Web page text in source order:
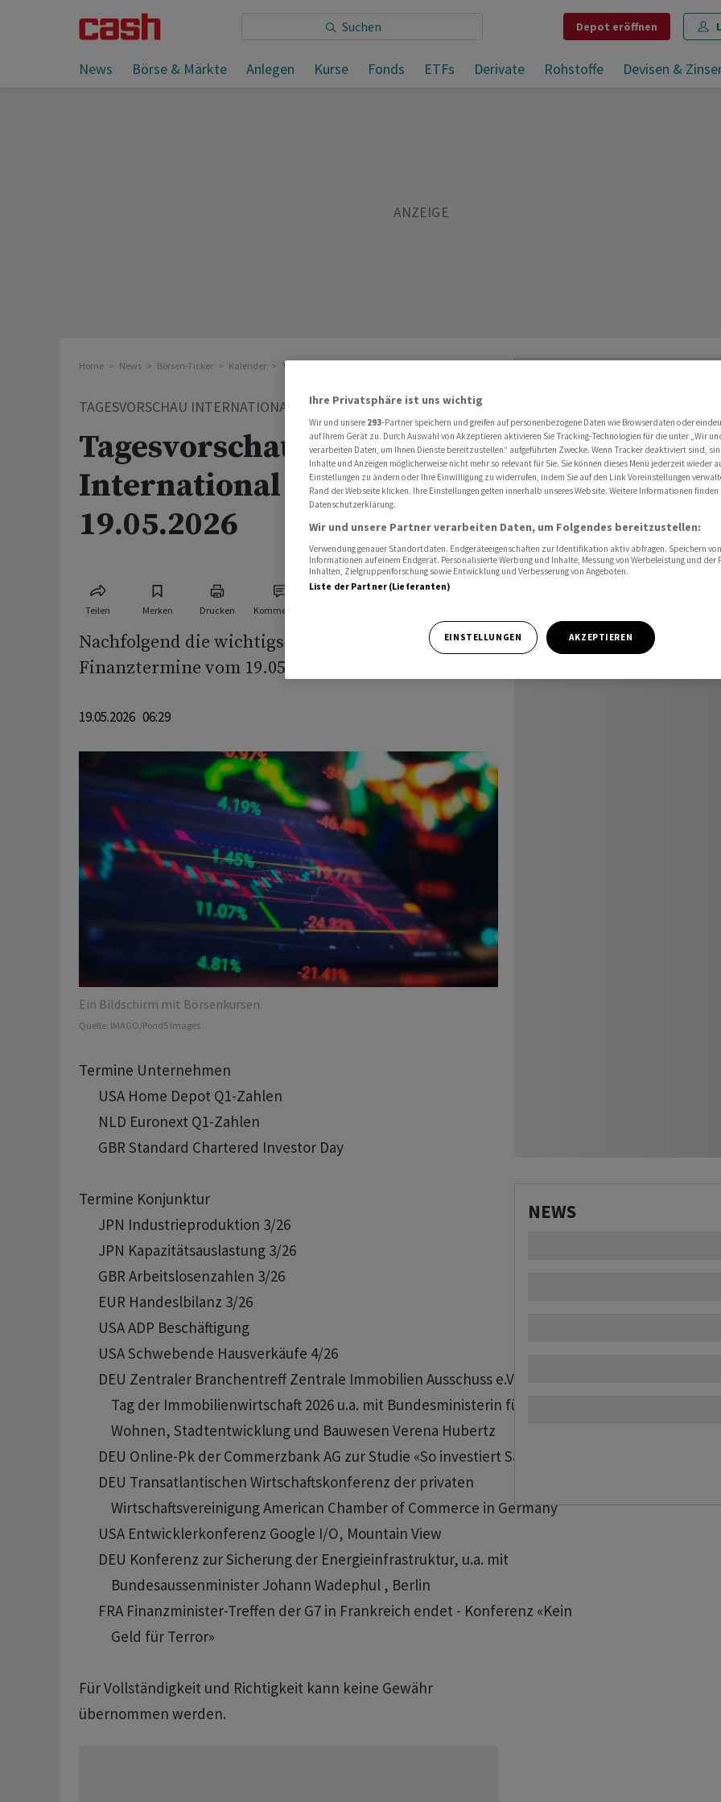
Depot eröffnen
News Börse & Märkte Anlegen Kurse Fonds ETFs Derivate Rohstoffe Devisen &
Sie lesen: Tagesvorschau International für den 19.05.2026
Teilen Merken Drucken Kommentare
Home News Börsen-Ticker Kalender Tagesvorschau International
TAGESVORSCHAU INTERNATIONAL
Tagesvorschau
International für den
19.05.2026
Teilen Merken Drucken Kommentare
Nachfolgend die wichtigsten Wirtschafts- und
Finanztermine vom 19.05.2026:
19.05.2026 06:29
Ein Bildschirm mit Börsenkursen.
Quelle: IMAGO/Pond5 Images
Termine Unternehmen
      USA Home Depot Q1-Zahlen
      NLD Euronext Q1-Zahlen
      GBR Standard Chartered Investor Day
Termine Konjunktur
      JPN Industrieproduktion 3/26
      JPN Kapazitätsauslastung 3/26
      GBR Arbeitslosenzahlen 3/26
      EUR Handeslbilanz 3/26
      USA ADP Beschäftigung
      USA Schwebende Hausverkäufe 4/26
      DEU Zentraler Branchentreff Zentrale Immobilien Ausschuss e.V.  zum
          Tag der Immobilienwirtschaft 2026 u.a. mit Bundesministerin für
          Wohnen, Stadtentwicklung und Bauwesen Verena Hubertz
      DEU Online-Pk der Commerzbank AG zur Studie «So investiert Sachsen-Anhalt»
      DEU Transatlantischen Wirtschaftskonferenz der privaten
          Wirtschaftsvereinigung American Chamber of Commerce in Germany
      USA Entwicklerkonferenz Google I/O, Mountain View
      DEU Konferenz zur Sicherung der Energieinfrastruktur, u.a. mit
          Bundesaussenminister Johann Wadephul , Berlin
      FRA Finanzminister-Treffen der G7 in Frankreich endet - Konferenz «Kein
          Geld für Terror»
Für Vollständigkeit und Richtigkeit kann keine Gewähr
übernommen werden.
NEWS
Ihre Privatsphäre ist uns wichtig
Wir und unsere 293-Partner speichern und greifen auf personenbezogene Daten wie Browserdaten oder
auf Ihrem Gerät zu. Durch Auswahl von Akzeptieren aktivieren Sie Tracking-Technologien für die unter „Wir
verarbeiten Daten, um Ihnen Dienste bereitzustellen“ aufgeführten Zwecke. Wenn Tracker deaktiviert sind,
Inhalte und Anzeigen möglicherweise nicht mehr so relevant für Sie. Sie können dieses Menü jederzeit wieder
Einstellungen zu ändern oder Ihre Einwilligung zu widerrufen, indem Sie auf den Link Voreinstellungen
Rand der Webseite klicken. Ihre Einstellungen gelten innerhalb unseres Website. Weitere Informationen finden
Datenschutzerklärung.
Wir und unsere Partner verarbeiten Daten, um Folgendes bereitzustellen:
Verwendung genauer Standortdaten. Endgeräteeigenschaften zur Identifikation aktiv abfragen. Speichern
Informationen auf einem Endgerät. Personalisierte Werbung und Inhalte, Messung von Werbeleistung und der
Inhalten, Zielgruppenforschung sowie Entwicklung und Verbesserung von Angeboten.
Liste der Partner (Lieferanten)
EINSTELLUNGEN AKZEPTIEREN